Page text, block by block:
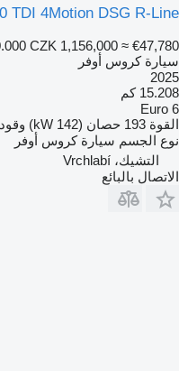
TDI 4Motion DSG R-Line
CZK 1,156,000 ≈ €47,780
سيارة كروس أوفر
2025
15.208 كم
Euro 6
القوة 193 حصان (142 kW) وقود
نوع الجسم سيارة كروس أوفر
التشيك، Vrchlabí
الاتصال بالبائع